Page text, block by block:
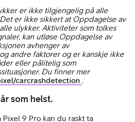
er ikke tilgjengelig på alle
er ikke sikkert at Oppdagelse av
ulykker. Aktiviteter som tolkes
kan utløse Oppdagelse av
avhenger av
andre faktorer og er kanskje ikke
eller pålitelig som
Du finner mer
carcrashdetection .
som helst.
9 Pro kan du raskt ta